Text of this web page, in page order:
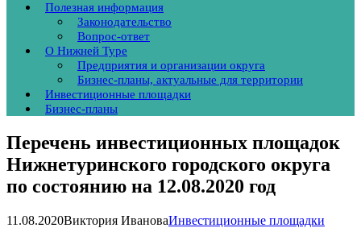
Полезная информация
Законодательство
Вопрос-ответ
О Нижней Туре
Предприятия и организации округа
Бизнес-планы, актуальные для территории
Инвестиционные площадки
Бизнес-планы
Перечень инвестиционных площадок
Нижнетуринского городского округа
по состоянию на 12.08.2020 год
11.08.2020Виктория ИвановаИнвестиционные площадки